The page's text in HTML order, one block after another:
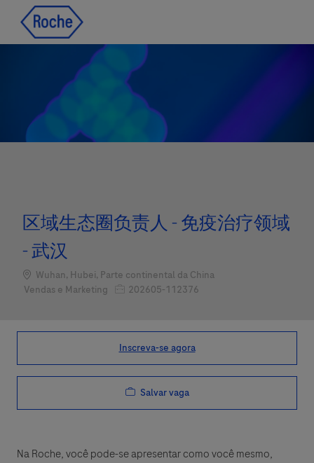
区域生态圈负责人 - 免疫治疗领域
- 武汉
Localização
Wuhan, Hubei, Parte continental da China
Categoria
Vendas e Marketing Job Id202605-112376
Inscreva-se agora
Salvar vaga
Na Roche, você pode-se apresentar como você mesmo,